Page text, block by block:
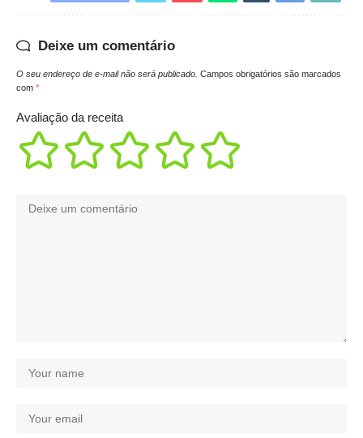
Deixe um comentário
O seu endereço de e-mail não será publicado. Campos obrigatórios são marcados
com *
Avaliação da receita